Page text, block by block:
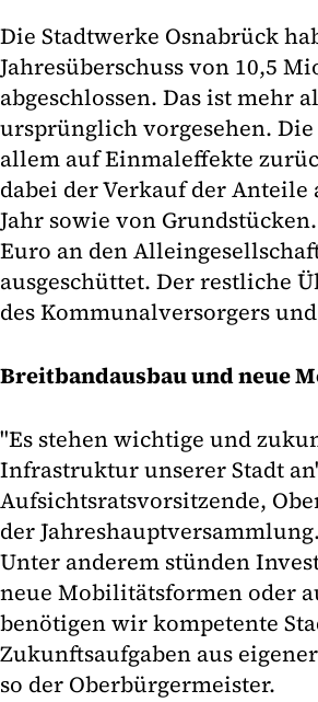
Die Stadtwerke Osnabrück
Jahresüberschuss von 10,5
abgeschlossen. Das ist mehr
ursprünglich vorgesehen.
allem auf Einmaleffekte
dabei der Verkauf der
Jahr sowie von
Euro an den
ausgeschüttet. Der restliche
des Kommunalversorgers
Breitbandausbau und neue
"Es stehen wichtige und
Infrastruktur unserer Stadt
Aufsichtsratsvorsitzende,
der Jahreshauptversammlung.
Unter anderem stünden
neue Mobilitätsformen oder
benötigen wir kompetente
Zukunftsaufgaben aus
so der Oberbürgermeister.